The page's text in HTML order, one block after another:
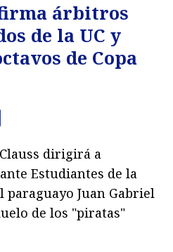
árbitros
de la UC y
de Copa
dirigirá a
Estudiantes de la
paraguayo Juan Gabriel
de los "piratas"